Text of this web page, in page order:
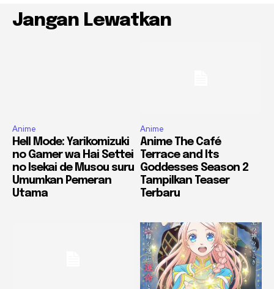
Jangan Lewatkan
Anime
Hell Mode: Yarikomizuki
no Gamer wa Hai Settei
no Isekai de Musou suru
Umumkan Pemeran
Utama
Anime
Anime The Café
Terrace and Its
Goddesses Season 2
Tampilkan Teaser
Terbaru